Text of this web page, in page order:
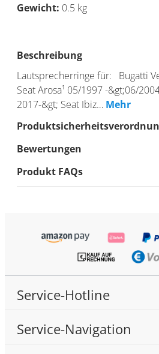
Gewicht: 0.5 kg
Beschreibung
Lautsprecherringe für: Bugatti
Seat Arosa¹ 05/1997 -&gt;06/
2017-&gt; Seat Ibiz… Mehr
Bewertungen
Produkt FAQs
Service-Hotline
Service-Navigation